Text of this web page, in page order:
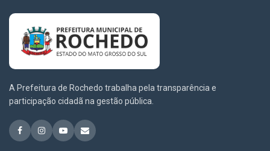
A Prefeitura de Rochedo trabalha pela transparência e
participação cidadã na gestão pública.